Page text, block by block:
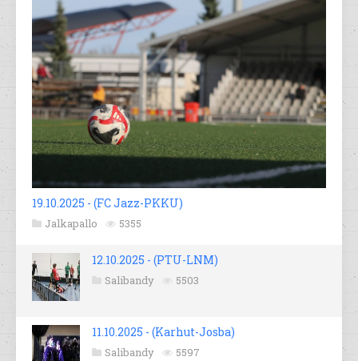
19.10.2025 - (FC Jazz-PKKU)
Jalkapallo 5355
12.10.2025 - (PTU-LNM)
Salibandy 5503
11.10.2025 - (Karhut-Josba)
Salibandy 5597